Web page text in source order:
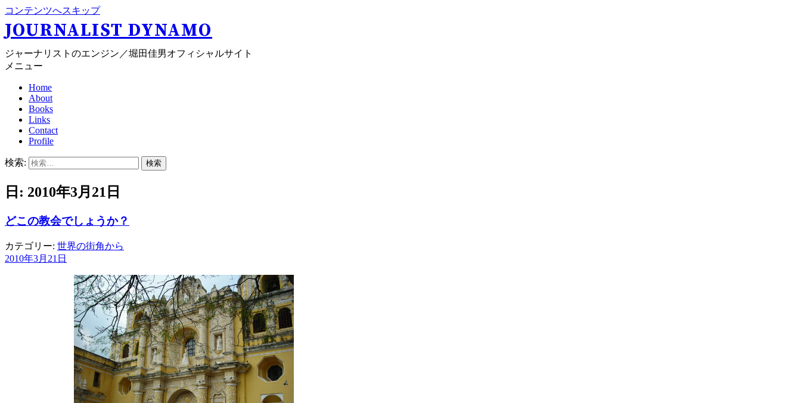
コンテンツへスキップ
JOURNALIST DYNAMO
ジャーナリストのエンジン／堀田佳男オフィシャルサイト
メニュー
Home
About
Books
Links
Contact
Profile
検索:
日: 2010年3月21日
どこの教会でしょうか？
カテゴリー: 世界の街角から
2010年3月21日